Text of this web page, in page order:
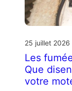
25 juillet 2026
Les
Que
votre